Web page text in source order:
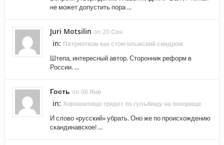
не может допустить пора ...
Juri Motsilin on 20 Сен
in: Патриотизм как стокгольмский синдром
Штепа, интересный автор. Сторонник реформ в
России. ...
Гость on 06 Янв
in: Хорошилище грядет по гульбищу на позорище
И слово «русский» убрать. Оно же по происхождению
скандинавское! ...